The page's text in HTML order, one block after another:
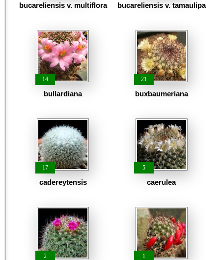
bucareliensis v. multiflora bucareliensis v. tamaulipa
14
bullardiana
21
buxbaumeriana
17
cadereytensis
5
caerulea
2 1